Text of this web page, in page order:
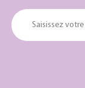
Saisissez